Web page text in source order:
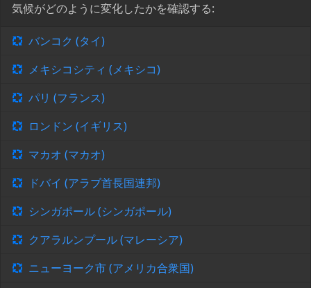
気候がどのように変化したかを確認する:
バンコク (タイ)
メキシコシティ (メキシコ)
パリ (フランス)
ロンドン (イギリス)
マカオ (マカオ)
ドバイ (アラブ首長国連邦)
シンガポール (シンガポール)
クアラルンプール (マレーシア)
ニューヨーク市 (アメリカ合衆国)